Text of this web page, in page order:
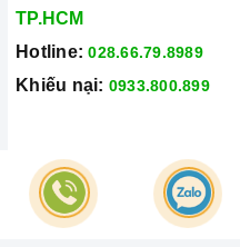
TP.HCM
Hotline: 028.66.79.8989
Khiếu nại: 0933.800.899
© Bản quyền thuộc vềCông
Cung